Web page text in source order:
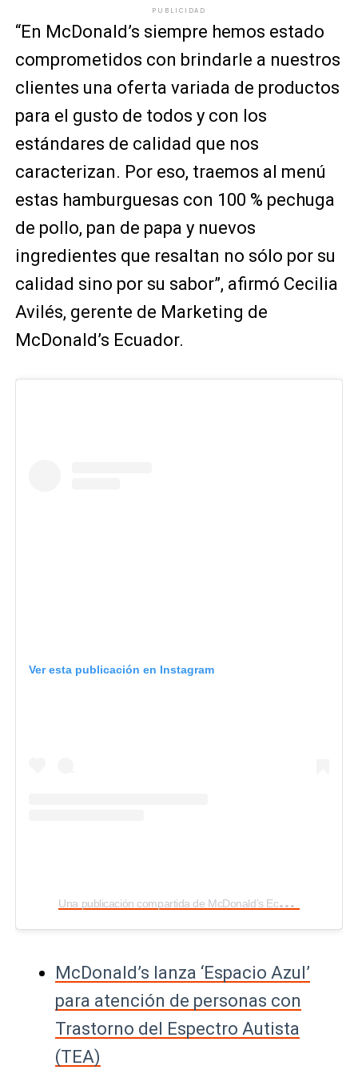
PUBLICIDAD
“En McDonald’s siempre hemos estado
comprometidos con brindarle a nuestros
clientes una oferta variada de productos
para el gusto de todos y con los
estándares de calidad que nos
caracterizan. Por eso, traemos al menú
estas hamburguesas con 100 % pechuga
de pollo, pan de papa y nuevos
ingredientes que resaltan no sólo por su
calidad sino por su sabor”, afirmó Cecilia
Avilés, gerente de Marketing de
McDonald’s Ecuador.
Ver esta publicación en Instagram
U
na publicación compartida de McDonald’s Ecuador (@mcdonalds_ecu)
McDonald’s lanza ‘Espacio Azul’
para atención de personas con
Trastorno del Espectro Autista
(TEA)